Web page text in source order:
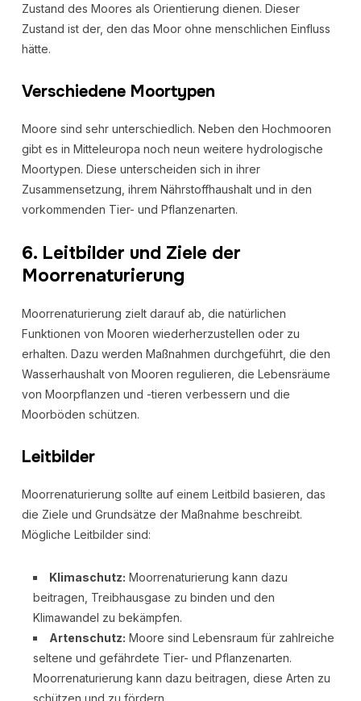
Zustand des Moores als Orientierung dienen. Dieser
Zustand ist der, den das Moor ohne menschlichen Einfluss
hätte.
Verschiedene Moortypen
Moore sind sehr unterschiedlich. Neben den Hochmooren
gibt es in Mitteleuropa noch neun weitere hydrologische
Moortypen. Diese unterscheiden sich in ihrer
Zusammensetzung, ihrem Nährstoffhaushalt und in den
vorkommenden Tier- und Pflanzenarten.
6. Leitbilder und Ziele der
Moorrenaturierung
Moorrenaturierung zielt darauf ab, die natürlichen
Funktionen von Mooren wiederherzustellen oder zu
erhalten. Dazu werden Maßnahmen durchgeführt, die den
Wasserhaushalt von Mooren regulieren, die Lebensräume
von Moorpflanzen und -tieren verbessern und die
Moorböden schützen.
Leitbilder
Moorrenaturierung sollte auf einem Leitbild basieren, das
die Ziele und Grundsätze der Maßnahme beschreibt.
Mögliche Leitbilder sind:
Klimaschutz: Moorrenaturierung kann dazu
beitragen, Treibhausgase zu binden und den
Klimawandel zu bekämpfen.
Artenschutz: Moore sind Lebensraum für zahlreiche
seltene und gefährdete Tier- und Pflanzenarten.
Moorrenaturierung kann dazu beitragen, diese Arten zu
schützen und zu fördern.